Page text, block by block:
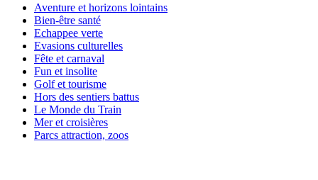
Aventure et horizons lointains
Bien-être santé
Echappee verte
Evasions culturelles
Fête et carnaval
Fun et insolite
Golf et tourisme
Hors des sentiers battus
Le Monde du Train
Mer et croisières
Parcs attraction, zoos